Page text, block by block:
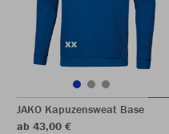
JAKO Kapuzensweat Base
ab 43,00 €